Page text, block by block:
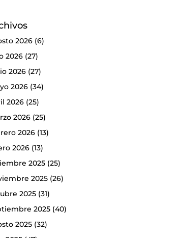
2026(6)
2026(27)
2026(27)
2026(34)
2026(25)
2026(25)
2026(13)
2026(13)
2025(25)
2025(26)
2025(31)
2025(40)
2025(32)